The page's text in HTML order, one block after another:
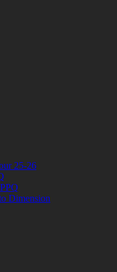
25-26
Dimension